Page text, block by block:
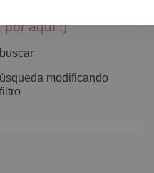
por aquí :)
modificando